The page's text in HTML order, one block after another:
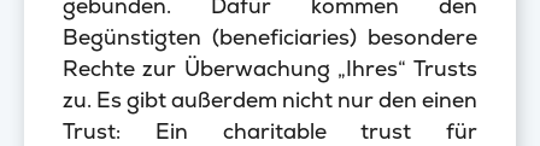
Begünstigten (beneficiaries) besondere
Rechte zur Überwachung „Ihres“ Trusts
zu. Es gibt außerdem nicht nur den einen
Trust: Ein charitable trust für